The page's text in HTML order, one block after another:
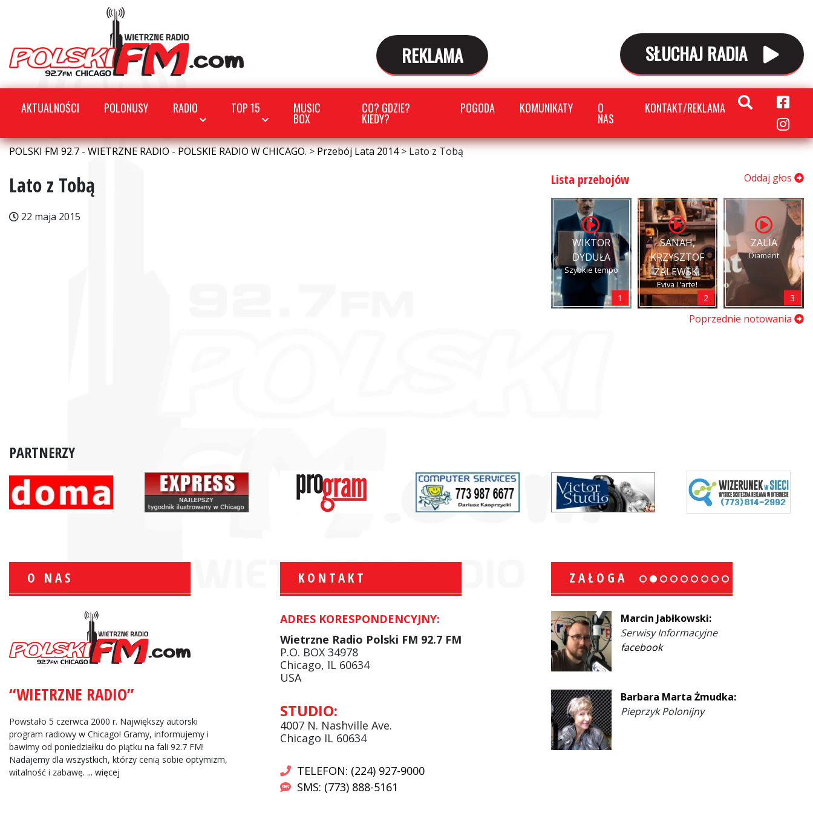
REKLAMA SŁUCHAJ RADIA
AKTUALNOŚCI POLONUSY RADIO TOP 15 MUSIC
BOX
CO? GDZIE?
KIEDY?
POGODA KOMUNIKATY O
NAS
KONTAKT/REKLAMA
POLSKI FM 92.7 - WIETRZNE RADIO - POLSKIE RADIO W CHICAGO.>Przebój Lata 2014>Lato z Tobą
Lato z Tobą
22 maja 2015
Lista przebojów Oddaj głos
WIKTOR
DYDUŁA
Szybkie tempo
1
SANAH,
KRZYSZTOF
ZALEWSKI
Eviva L’arte!
2
ZALIA
Diament
3
Poprzednie notowania
PARTNERZY
O NAS
“WIETRZNE RADIO”
Powstało 5 czerwca 2000 r. Największy autorski
program radiowy w Chicago! Gramy, informujemy i
bawimy od poniedziałku do piątku na fali 92.7 FM!
Nadajemy dla wszystkich, którzy cenią sobie optymizm,
witalność i zabawę. ... więcej
KONTAKT
ADRES KORESPONDENCYJNY:
Wietrzne Radio Polski FM 92.7 FM
P.O. BOX 34978
Chicago, IL 60634
USA
STUDIO:
4007 N. Nashville Ave.
Chicago IL 60634
TELEFON: (224) 927-9000
SMS: (773) 888-5161
ZAŁOGA
Sport Polonijny
Zbigniew Wojewnik:
Krzysztof Wawer:
Komentator
facebook
Marcin Jabłkowski:
Serwisy Informacyjne
facebook
Barbara Marta Żmudka:
Pieprzyk Polonijny